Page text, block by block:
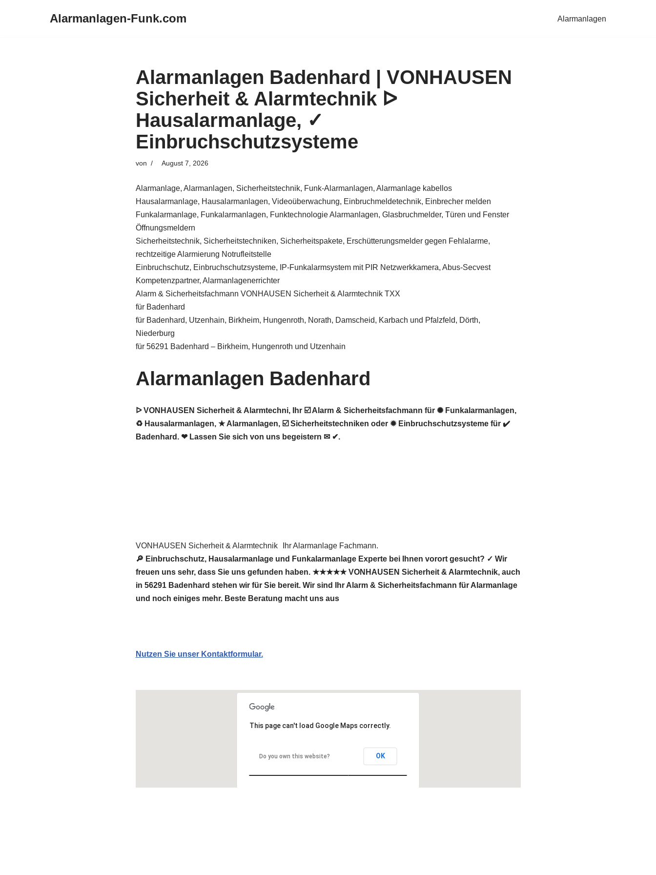
Alarmanlagen-Funk.com Alarmanlagen
Alarmanlagen Badenhard | VONHAUSEN
Sicherheit & Alarmtechnik ᐅ
Hausalarmanlage, ✓
Einbruchschutzsysteme
von August 7, 2026
Alarmanlage, Alarmanlagen, Sicherheitstechnik, Funk-Alarmanlagen, Alarmanlage kabellos
Hausalarmanlage, Hausalarmanlagen, Videoüberwachung, Einbruchmeldetechnik, Einbrecher melden
Funkalarmanlage, Funkalarmanlagen, Funktechnologie Alarmanlagen, Glasbruchmelder, Türen und Fenster
Öffnungsmeldern
Sicherheitstechnik, Sicherheitstechniken, Sicherheitspakete, Erschütterungsmelder gegen Fehlalarme,
rechtzeitige Alarmierung Notrufleitstelle
Einbruchschutz, Einbruchschutzsysteme, IP-Funkalarmsystem mit PIR Netzwerkkamera, Abus-Secvest
Kompetenzpartner, Alarmanlagenerrichter
Alarm & Sicherheitsfachmann VONHAUSEN Sicherheit & Alarmtechnik TXX
für Badenhard
für Badenhard, Utzenhain, Birkheim, Hungenroth, Norath, Damscheid, Karbach und Pfalzfeld, Dörth,
Niederburg
für 56291 Badenhard – Birkheim, Hungenroth und Utzenhain
Alarmanlagen Badenhard
ᐅ VONHAUSEN Sicherheit & Alarmtechni, Ihr ☑️ Alarm & Sicherheitsfachmann für ✺ Funkalarmanlagen,
♻ Hausalarmanlagen, ★ Alarmanlagen, ☑️ Sicherheitstechniken oder ✹ Einbruchschutzsysteme für ✔️
Badenhard. ❤ Lassen Sie sich von uns begeistern ✉ ✔.
VONHAUSEN Sicherheit & Alarmtechnik
Ihr Alarmanlage Fachmann.
🔎 Einbruchschutz, Hausalarmanlage und Funkalarmanlage Experte bei Ihnen vorort gesucht? ✓ Wir
freuen uns sehr, dass Sie uns gefunden haben. ★★★★★ VONHAUSEN Sicherheit & Alarmtechnik, auch
in 56291 Badenhard stehen wir für Sie bereit. Wir sind Ihr Alarm & Sicherheitsfachmann für Alarmanlage
und noch einiges mehr. Beste Beratung macht uns aus
Nutzen Sie unser Kontaktformular.
This page can't load Google Maps correctly.
Do you own this website? OK